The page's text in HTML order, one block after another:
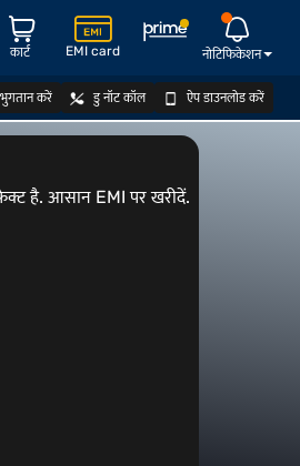
EMI card नोटिफिकेशन
कार्ट
करें डु नॉट कॉल ऐप डाउनलोड करें
ऑफर देखें
है. आसान EMI पर खरीदें.